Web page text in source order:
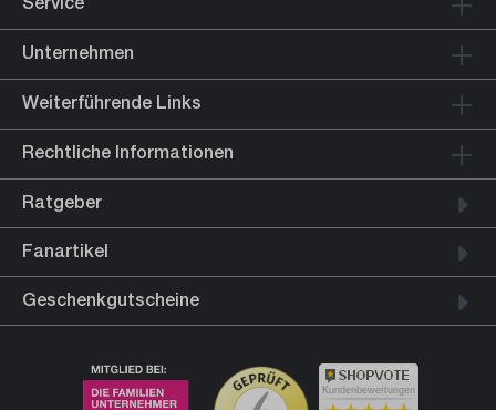
Unternehmen
Weiterführende Links
Rechtliche Informationen
Ratgeber
Fanartikel
Geschenkgutscheine
Kundenbewertungen